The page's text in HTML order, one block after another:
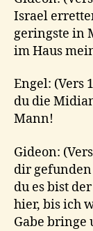
Israel
geringste in
im Haus
Engel: (Vers
du die
Mann!
Gideon:
dir gefunden
du es bist
hier, bis ich
Gabe bringe